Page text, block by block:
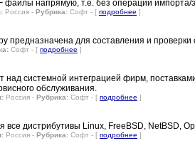
файлы напрямую, т.е. без операций импорта/
Россия - Рубрика: Софт - [ подробнее ]
предназначена для составления и
Софт - [ подробнее ]
системной интеграцией фирм,
обслуживания.
Россия - Рубрика: Софт - [ подробнее ]
все дистрибутивы Linux, FreeBSD, NetBSD,
Россия - Рубрика: Софт - [ подробнее ]